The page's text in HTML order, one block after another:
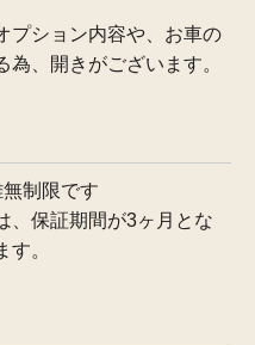
プション内容や、お車の
、開きがございます。
制限です
、保証期間が3ヶ月とな
。